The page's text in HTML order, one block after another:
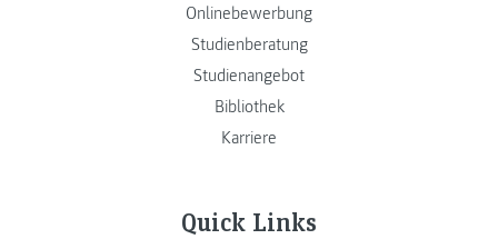
Onlinebewerbung
Studienberatung
Studienangebot
Bibliothek
Karriere
Quick Links